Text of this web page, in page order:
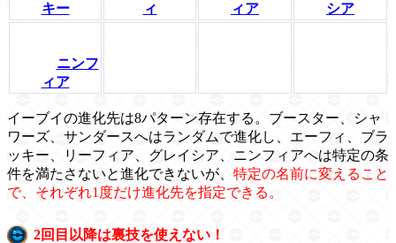
キー
ィ
ィア
シア
ニンフ
ィア
イーブイの進化先は8パターン存在する。ブースター、シャ
ワーズ、サンダースへはランダムで進化し、エーフィ、ブラ
ッキー、リーフィア、グレイシア、ニンフィアへは特定の条
件を満たさないと進化できないが、 特定の名前に変えること
で、それぞれ1度だけ進化先を指定できる。
2回目以降は裏技を使えない！